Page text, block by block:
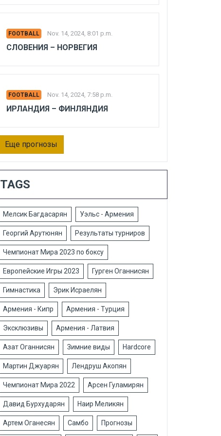
FOOTBALL Nov. 14, 2024, 8:01 p.m.
СЛОВЕНИЯ – НОРВЕГИЯ
FOOTBALL Nov. 14, 2024, 7:58 p.m.
ИРЛАНДИЯ – ФИНЛЯНДИЯ
Еще прогнозы
TAGS
Мелсик Багдасарян Уэльс - Армения
Георгий Арутюнян Результаты турниров
Чемпионат Мира 2023 по боксу
Европейские Игры 2023 Гурген Оганнисян
Гимнастика Эрик Исраелян
Армения - Кипр Армения - Турция
Эксклюзивы Армения - Латвия
Азат Оганнисян Зимние виды Hardcore
Мартин Джуарян Лендруш Акопян
Чемпионат Мира 2022 Арсен Гуламирян
Давид Бурхударян Наир Меликян
Артем Оганесян Самбо Прогнозы